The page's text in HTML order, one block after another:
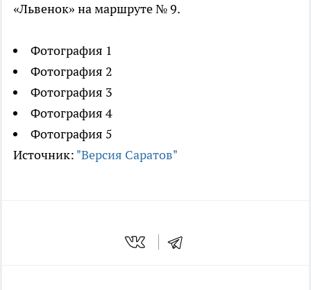
«Львенок» на маршруте № 9.
Фотография 1
Фотография 2
Фотография 3
Фотография 4
Фотография 5
Источник: "Версия Саратов"